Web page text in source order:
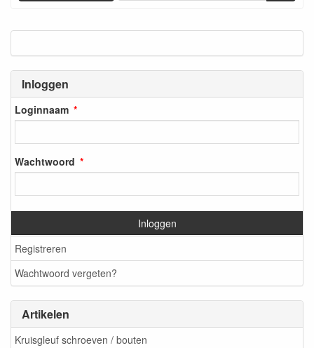
Inloggen
Loginnaam
Wachtwoord
Inloggen
Registreren
Wachtwoord vergeten?
Artikelen
Kruisgleuf schroeven / bouten